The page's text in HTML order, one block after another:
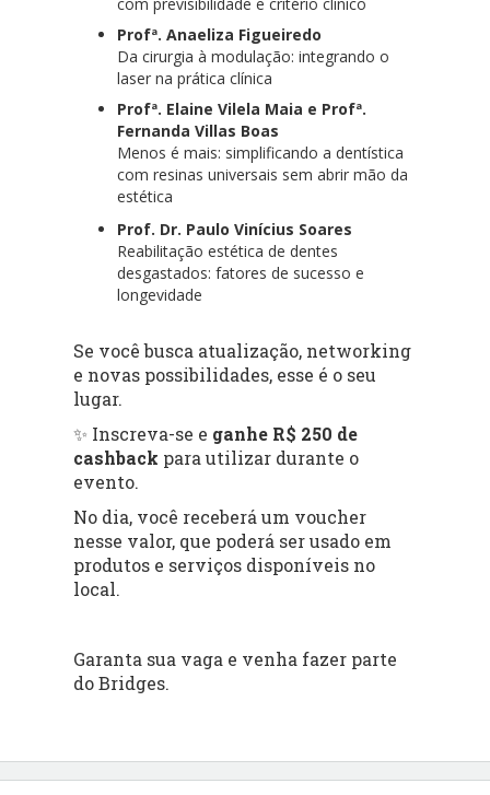
Profª. Anaeliza Figueiredo
Da cirurgia à modulação: integrando o
laser na prática clínica
Profª. Elaine Vilela Maia e Profª.
Fernanda Villas Boas
Menos é mais: simplificando a dentística
com resinas universais sem abrir mão da
estética
Prof. Dr. Paulo Vinícius Soares
Reabilitação estética de dentes
desgastados: fatores de sucesso e
longevidade
Se você busca atualização, networking
e novas possibilidades, esse é o seu
lugar.
✨ Inscreva-se e ganhe R$ 250 de
cashback para utilizar durante o
evento.
No dia, você receberá um voucher
nesse valor, que poderá ser usado em
produtos e serviços disponíveis no
local.
Garanta sua vaga e venha fazer parte
do Bridges.